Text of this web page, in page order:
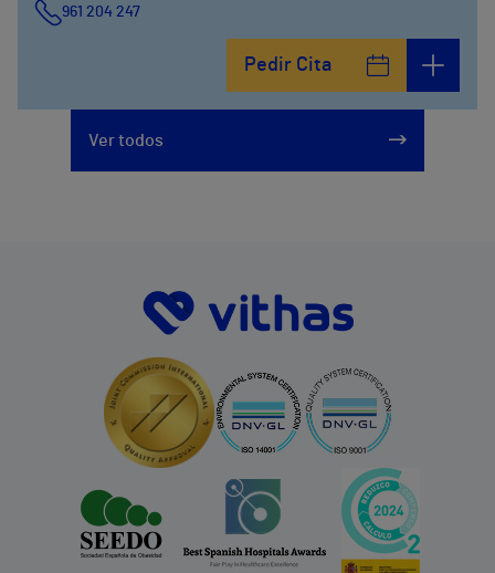
961 204 247
Pedir Cita
Ver todos